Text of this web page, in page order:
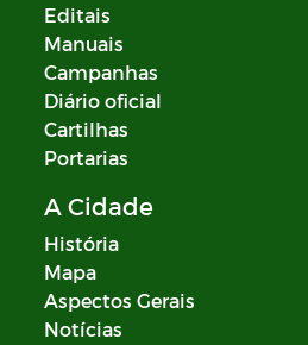
Editais
Manuais
Campanhas
Diário oficial
Cartilhas
Portarias
A Cidade
História
Mapa
Aspectos Gerais
Notícias